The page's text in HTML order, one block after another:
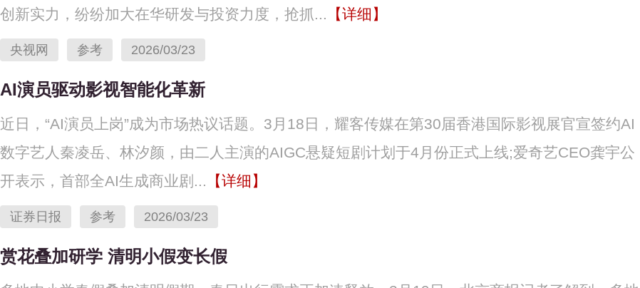
创新实力，纷纷加大在华研发与投资力度，抢抓... 【详细】
央视网 参考 2026/03/23
AI演员驱动影视智能化革新
近日，“AI演员上岗”成为市场热议话题。3月18日，耀客传媒在第30届香港国际影视展官宣签约AI
数字艺人秦凌岳、林汐颜，由二人主演的AIGC悬疑短剧计划于4月份正式上线;爱奇艺CEO龚宇公
开表示，首部全AI生成商业剧... 【详细】
证券日报 参考 2026/03/23
赏花叠加研学 清明小假变长假